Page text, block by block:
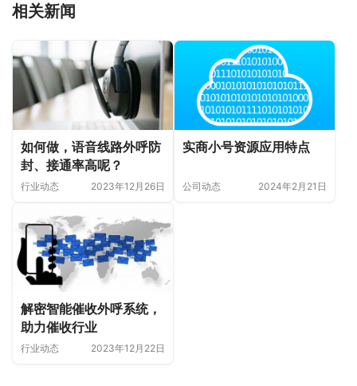
相关新闻
如何做，语音线路外呼防
封、接通率高呢？
行业动态 2023年12月26日
实商小号资源应用特点
公司动态 2024年2月21日
解密智能催收外呼系统，
助力催收行业
行业动态 2023年12月22日